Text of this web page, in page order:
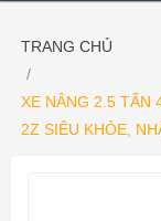
TRANG CHỦ
XE NÂNG 2.5 TẤN
2Z SIÊU KHỎE,